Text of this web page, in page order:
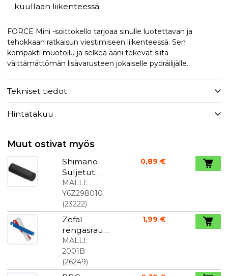
kuullaan liikenteessä.
FORCE Mini -soittokello tarjoaa sinulle luotettavan ja
tehokkaan ratkaisun viestimiseen liikenteessä. Sen
kompakti muotoilu ja selkeä ääni tekevät siitä
välttämättömän lisävarusteen jokaiselle pyöräilijälle.
Tekniset tiedot
Hintatakuu
Muut ostivat myös
Shimano
Suljetut
päätepysäy
ttimet 4
mm
vaihteita
varten.
MALLI:
Y6Z298010
(23222)
0,89 €
Zefal
rengasraud
at, kolmen
kappaleen
setti
MALLI:
2001B
(26249)
1,99 €